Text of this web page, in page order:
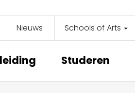
Nieuws Schools of Arts
Studeren